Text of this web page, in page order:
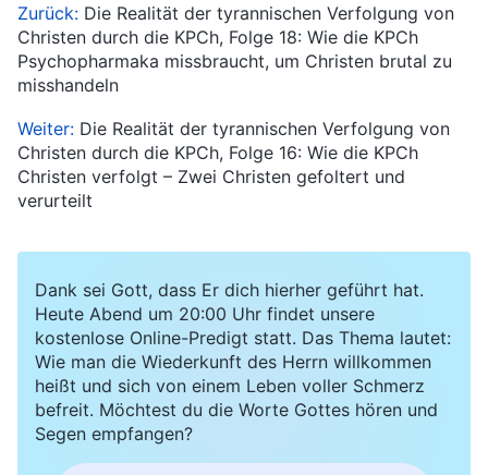
Zurück: Die Realität der tyrannischen Verfolgung von
Christen durch die KPCh, Folge 18: Wie die KPCh
Psychopharmaka missbraucht, um Christen brutal zu
misshandeln
Weiter: Die Realität der tyrannischen Verfolgung von
Christen durch die KPCh, Folge 16: Wie die KPCh
Christen verfolgt – Zwei Christen gefoltert und
verurteilt
Dank sei Gott, dass Er dich hierher geführt hat.
Heute Abend um 20:00 Uhr findet unsere
kostenlose Online-Predigt statt. Das Thema lautet:
Wie man die Wiederkunft des Herrn willkommen
heißt und sich von einem Leben voller Schmerz
befreit. Möchtest du die Worte Gottes hören und
Segen empfangen?